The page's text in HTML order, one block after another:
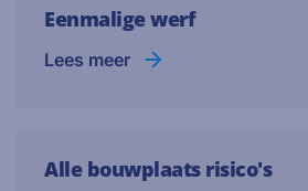
Eenmalige werf
Lees meer
Alle bouwplaats risico's